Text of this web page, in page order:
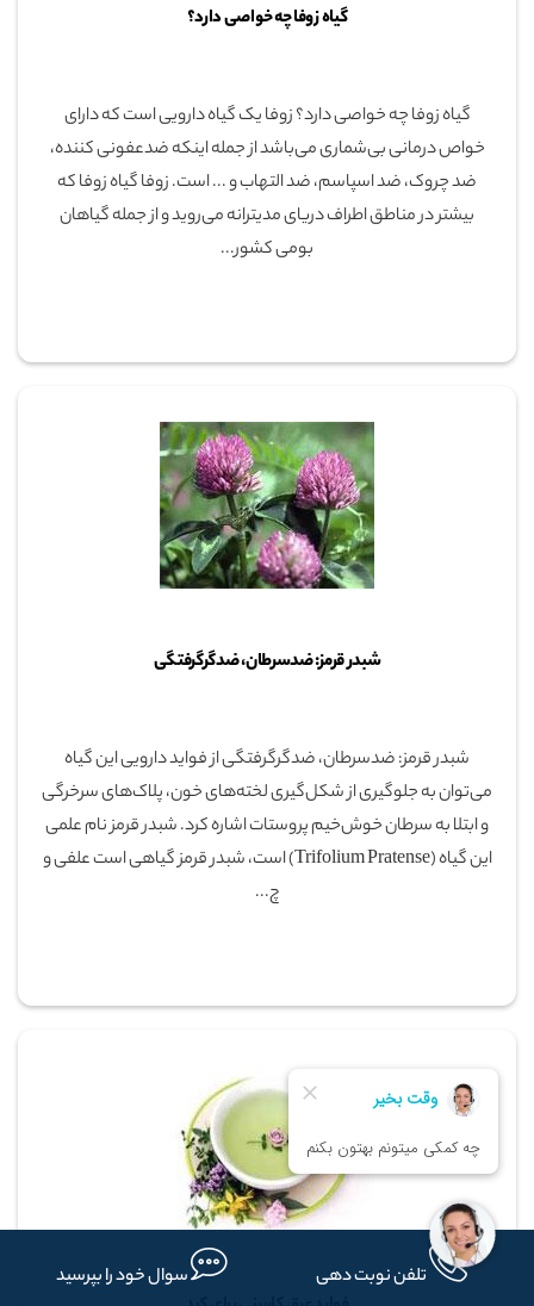
گیاه زوفا چه خواصی دارد؟
گیاه زوفا چه خواصی دارد؟ زوفا یک گیاه دارویی است که دارای
خواص درمانی بی‌شماری می‌باشد از جمله اینکه ضدعفونی کننده،
ضد چروک، ضد اسپاسم، ضد التهاب و ... است. زوفا گیاه زوفا که
بیشتر در مناطق اطراف دریای مدیترانه می‌روید و از جمله گیاهان
بومی کشور...
شبدر قرمز: ضدسرطان، ضدگرگرفتگی
شبدر قرمز: ضدسرطان، ضدگرگرفتگی از فواید دارویی این گیاه
می‌توان به جلوگیری از شکل‌گیری لخته‌های خون، پلاک‌های سرخرگی
و ابتلا به سرطان خوش‌خیم پروستات اشاره کرد. شبدر قرمز نام علمی
این گیاه (Trifolium Pratense) است، شبدر قرمز گیاهی است علفی و
چ...
تلفن نوبت دهی سوال خود را بپرسید